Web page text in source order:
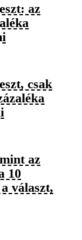
az
csak
az
10
választ,